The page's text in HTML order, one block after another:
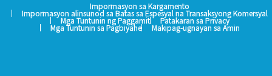
Impormasyon sa Kargamento
Impormasyon alinsunod sa Batas sa Espesyal na Transaksyong Komersyal
Mga Tuntunin ng Paggamit Patakaran sa Privacy
Mga Tuntunin sa Pagbiyahe Makipag-ugnayan sa Amin